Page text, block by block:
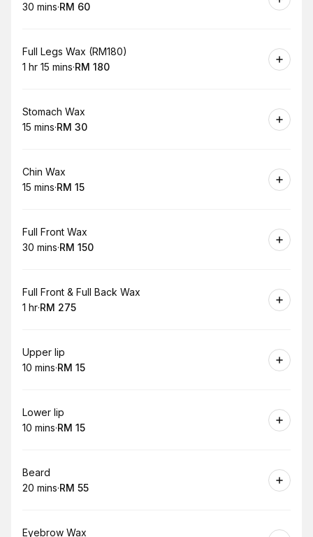
.Duration
30 mins·
.Price
RM 60
Book
Full Legs Wax (RM180)
. Duration :
1 hr 15 mins·
.Price:
RM 180
Book
Stomach Wax
.Duration :
15 mins·
.Price
RM 30
Book
Chin Wax
.Duration
15 mins·
.Price
RM 15
Book
Full Front Wax
.Duration
30 mins·
.Price:
RM 150
Book
Full Front & Full Back Wax
. Duration:
1 hr·
.Price:
RM 275
Book
Upper lip
.Duration
10 mins·
.Price
RM 15
Book
Lower lip
.Duration
10 mins·
.Price
RM 15
Book
Beard
.Duration
20 mins·
.Price
RM 55
Book
Eyebrow Wax